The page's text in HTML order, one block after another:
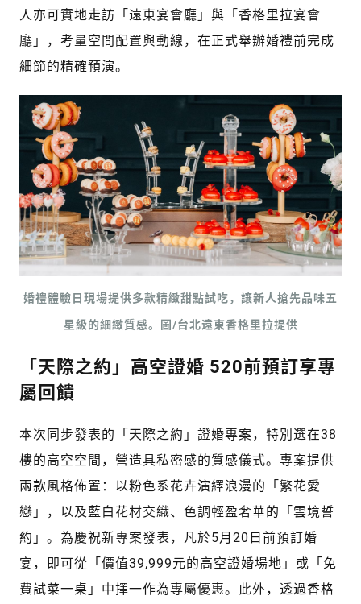
人亦可實地走訪「遠東宴會廳」與「香格里拉宴會
廳」，考量空間配置與動線，在正式舉辦婚禮前完成
細節的精確預演。
婚禮體驗日現場提供多款精緻甜點試吃，讓新人搶先品味五
星級的細緻質感。圖/台北遠東香格里拉提供
「天際之約」高空證婚 520前預訂享專
屬回饋
本次同步發表的「天際之約」證婚專案，特別選在38
樓的高空空間，營造具私密感的質感儀式。專案提供
兩款風格佈置：以粉色系花卉演繹浪漫的「繁花愛
戀」，以及藍白花材交織、色調輕盈奢華的「雲境誓
約」。為慶祝新專案發表，凡於5月20日前預訂婚
宴，即可從「價值39,999元的高空證婚場地」或「免
費試菜一桌」中擇一作為專屬優惠。此外，透過香格